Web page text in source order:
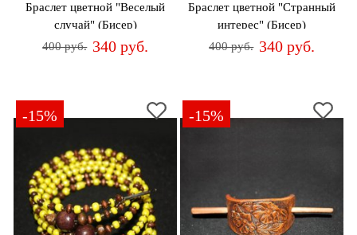
Браслет цветной "Веселый
случай" (Бисер)
400 руб. 340 руб.
Браслет цветной "Странный
интерес" (Бисер)
400 руб. 340 руб.
-15% -15%